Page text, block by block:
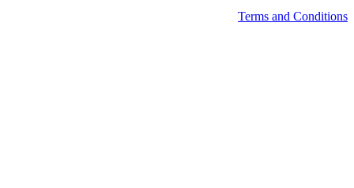
Terms and Conditions